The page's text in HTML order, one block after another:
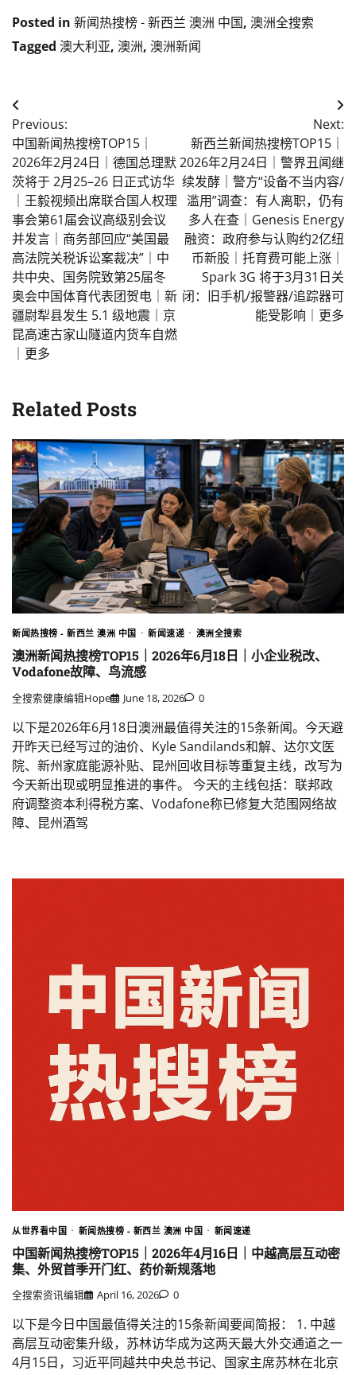
Posted in 新闻热搜榜 - 新西兰 澳洲 中国, 澳洲全搜索
Tagged 澳大利亚, 澳洲, 澳洲新闻
Post
navigation
Previous:
中国新闻热搜榜TOP15｜
2026年2月24日｜德国总理默
茨将于 2月25–26 日正式访华
｜王毅视频出席联合国人权理
事会第61届会议高级别会议
并发言｜商务部回应“美国最
高法院关税诉讼案裁决”｜中
共中央、国务院致第25届冬
奥会中国体育代表团贺电｜新
疆尉犁县发生 5.1 级地震｜京
昆高速古家山隧道内货车自燃
｜更多
Next:
新西兰新闻热搜榜TOP15｜
2026年2月24日｜警界丑闻继
续发酵｜警方“设备不当内容/
滥用”调查：有人离职，仍有
多人在查｜Genesis Energy
融资：政府参与认购约2亿纽
币新股｜托育费可能上涨｜
Spark 3G 将于3月31日关
闭：旧手机/报警器/追踪器可
能受影响｜更多
Related Posts
新闻热搜榜 - 新西兰 澳洲 中国 新闻速递 澳洲全搜索
澳洲新闻热搜榜TOP15｜2026年6月18日｜小企业税改、
Vodafone故障、鸟流感
全搜索健康编辑Hope June 18, 2026 0
以下是2026年6月18日澳洲最值得关注的15条新闻。今天避
开昨天已经写过的油价、Kyle Sandilands和解、达尔文医
院、新州家庭能源补贴、昆州回收目标等重复主线，改写为
今天新出现或明显推进的事件。 今天的主线包括：联邦政
府调整资本利得税方案、Vodafone称已修复大范围网络故
障、昆州酒驾
从世界看中国 新闻热搜榜 - 新西兰 澳洲 中国 新闻速递
中国新闻热搜榜TOP15｜2026年4月16日｜中越高层互动密
集、外贸首季开门红、药价新规落地
全搜索资讯编辑 April 16, 2026 0
以下是今日中国最值得关注的15条新闻要闻简报： 1. 中越
高层互动密集升级，苏林访华成为这两天最大外交通道之一
4月15日，习近平同越共中央总书记、国家主席苏林在北京